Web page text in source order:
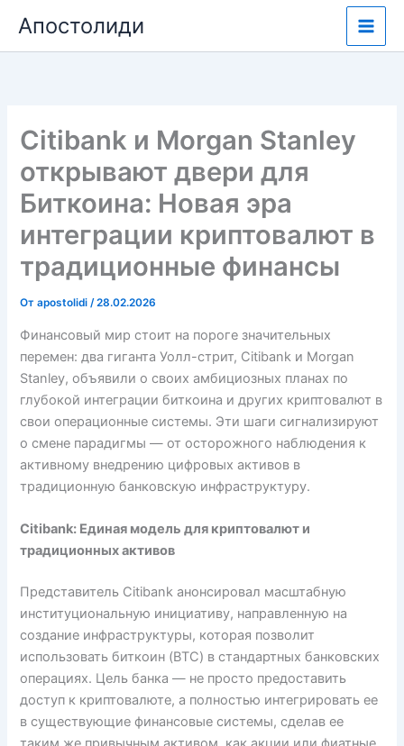
содержимому
Апостолиди
Citibank и Morgan Stanley
открывают двери для
Биткоина: Новая эра
интеграции криптовалют в
традиционные финансы
Отapostolidi/28.02.2026
Финансовый мир стоит на пороге значительных
перемен: два гиганта Уолл-стрит, Citibank и Morgan
Stanley, объявили о своих амбициозных планах по
глубокой интеграции биткоина и других криптовалют в
свои операционные системы. Эти шаги сигнализируют
о смене парадигмы — от осторожного наблюдения к
активному внедрению цифровых активов в
традиционную банковскую инфраструктуру.
Citibank: Единая модель для криптовалют и
традиционных активов
Представитель Citibank анонсировал масштабную
институциональную инициативу, направленную на
создание инфраструктуры, которая позволит
использовать биткоин (BTC) в стандартных банковских
операциях. Цель банка — не просто предоставить
доступ к криптовалюте, а полностью интегрировать ее
в существующие финансовые системы, сделав ее